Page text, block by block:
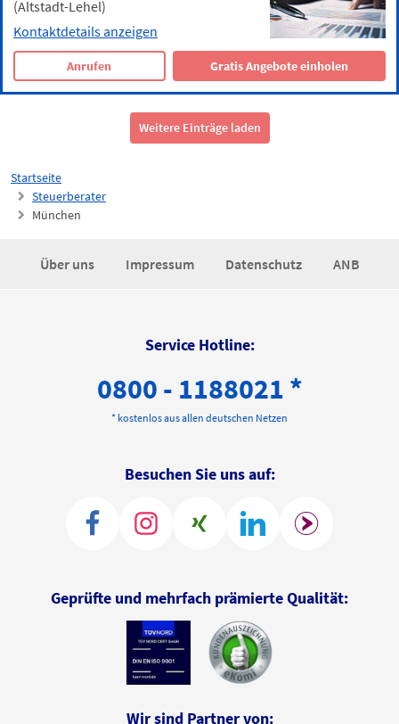
Startseite
Steuerberater
München
(Altstadt-Lehel)
Kontaktdetails anzeigen
Anrufen Gratis Angebote einholen
Weitere Einträge laden
Über uns Impressum Datenschutz ANB
Service Hotline:
0800 - 1188021 *
* kostenlos aus allen deutschen Netzen
Besuchen Sie uns auf:
Geprüfte und mehrfach prämierte Qualität:
Wir sind Partner von: